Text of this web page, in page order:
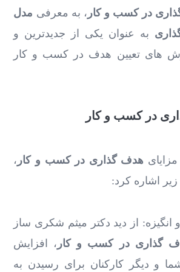
در کسب و کار ، به معرفی مدل
به عنوان یکی از جدیدترین و
های تعیین هدف در کسب و کار
در کسب و کار
هدف گذاری در کسب و کار ،
اشاره کرد:
از دید دکتر میثم شکری ساز
گذاری در کسب و کار ، افزایش
و دیگر کارکنان برای رسیدن به